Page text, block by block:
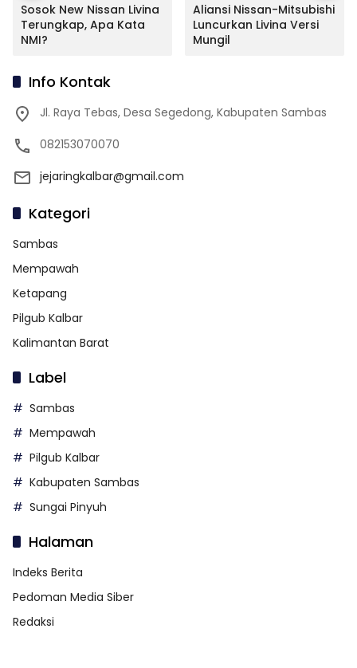
Sosok New Nissan Livina
Terungkap, Apa Kata
NMI?
Aliansi Nissan-Mitsubishi
Luncurkan Livina Versi
Mungil
Info Kontak
Jl. Raya Tebas, Desa Segedong, Kabupaten Sambas
082153070070
jejaringkalbar@gmail.com
Kategori
Sambas
Mempawah
Ketapang
Pilgub Kalbar
Kalimantan Barat
Label
Sambas
Mempawah
Pilgub Kalbar
Kabupaten Sambas
Sungai Pinyuh
Halaman
Indeks Berita
Pedoman Media Siber
Redaksi